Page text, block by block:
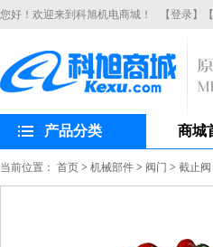
您好！欢迎来到科旭机电商城！ 【登录】
产品分类 商城
当前位置： 首页 > 机械部件 > 阀门 > 截止阀